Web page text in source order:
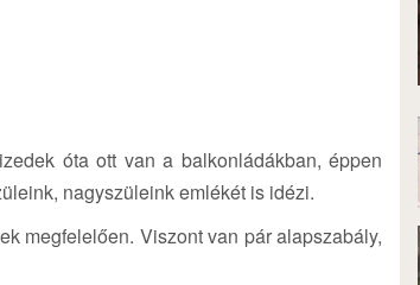
óta ott van a balkonládákban, éppen
nagyszüleink emlékét is idézi.
megfelelően. Viszont van pár alapszabály,